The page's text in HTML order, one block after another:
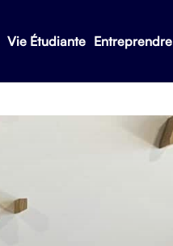
Vie Étudiante Entreprendre